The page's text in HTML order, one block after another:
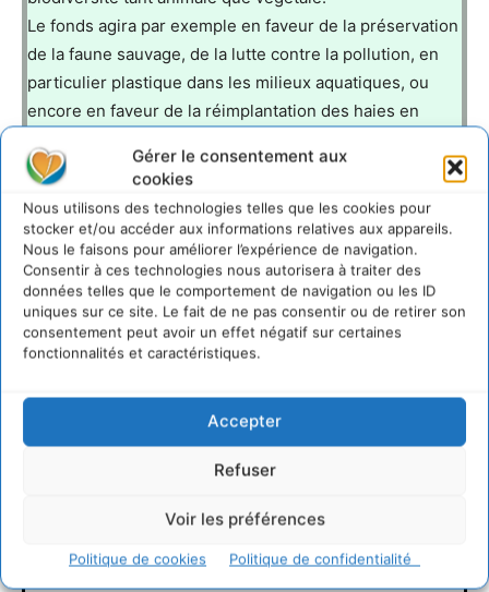
Gérer le consentement aux
cookies
Nous utilisons des technologies telles que les cookies pour
stocker et/ou accéder aux informations relatives aux appareils.
Nous le faisons pour améliorer l’expérience de navigation.
Consentir à ces technologies nous autorisera à traiter des
données telles que le comportement de navigation ou les ID
uniques sur ce site. Le fait de ne pas consentir ou de retirer son
consentement peut avoir un effet négatif sur certaines
fonctionnalités et caractéristiques.
Accepter
Refuser
Voir les préférences
Politique de cookies Politique de confidentialité
Le fonds agira par exemple en faveur de la préservation
de la faune sauvage, de la lutte contre la pollution, en
particulier plastique dans les milieux aquatiques, ou
encore en faveur de la réimplantation des haies en
de favoriser le repeuplement des oiseaux.
https://www.lepoidsduvivant.org/
LAISSER UN COMMENTAIRE